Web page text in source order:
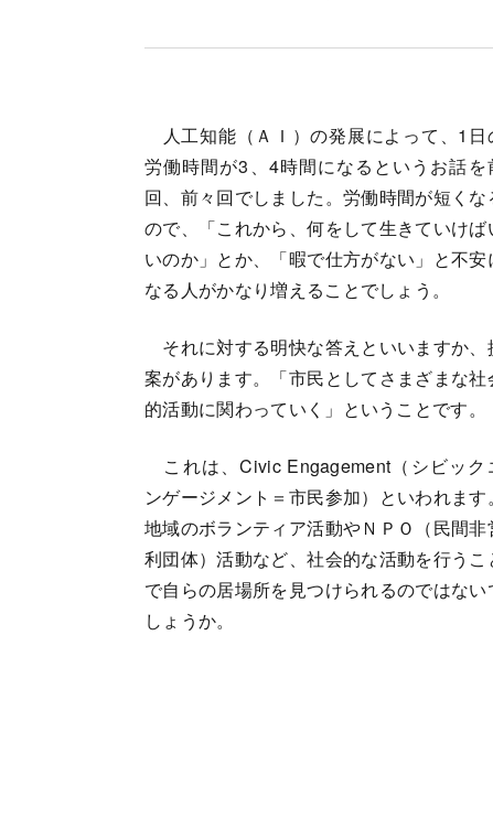
人工知能（ＡＩ）の発展によって、1日
労働時間が3、4時間になるというお話を
回、前々回でしました。労働時間が短くな
ので、「これから、何をして生きていけば
いのか」とか、「暇で仕方がない」と不安
なる人がかなり増えることでしょう。
それに対する明快な答えといいますか、
案があります。「市民としてさまざまな社
的活動に関わっていく」ということです。
これは、Civic Engagement（シビック
ンゲージメント＝市民参加）といわれます。
地域のボランティア活動やＮＰＯ（民間非
利団体）活動など、社会的な活動を行うこ
で自らの居場所を見つけられるのではない
しょうか。